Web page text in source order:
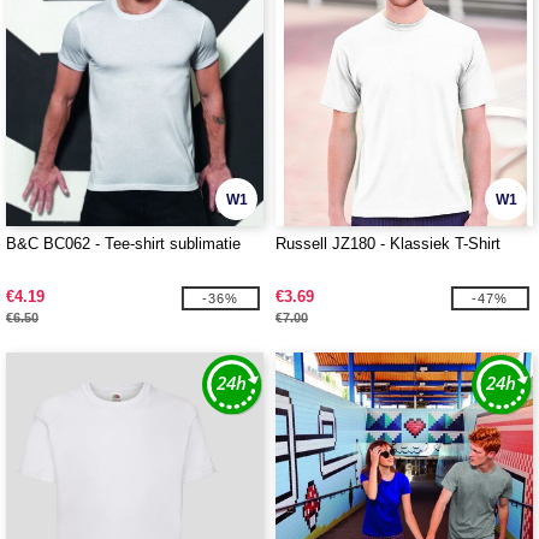
W1
B&C BC062 - Tee-shirt sublimatie
€4.19
€6.50
-36%
W1
Russell JZ180 - Klassiek T-Shirt
€3.69
€7.00
-47%